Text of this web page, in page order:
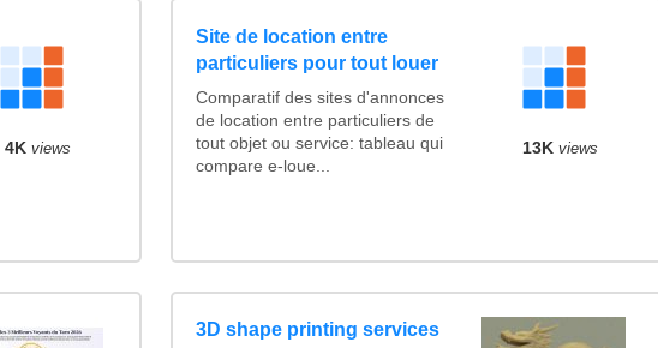
4K views
Site de location entre
particuliers pour tout louer
Comparatif des sites d'annonces
de location entre particuliers de
tout objet ou service: tableau qui
compare e-loue...
13K views
3D shape printing services